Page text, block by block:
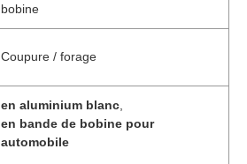
bobine
Coupure / forage
en aluminium blanc
en bande de bobine pour
automobile